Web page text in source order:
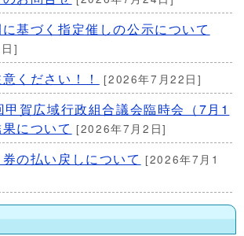
基づく指定催しの公示について
]
ください！！ [2026年7月22日]
賀広域行政組合議会臨時会（7月1
について [2026年7月2日]
の払い戻しについて [2026年7月1